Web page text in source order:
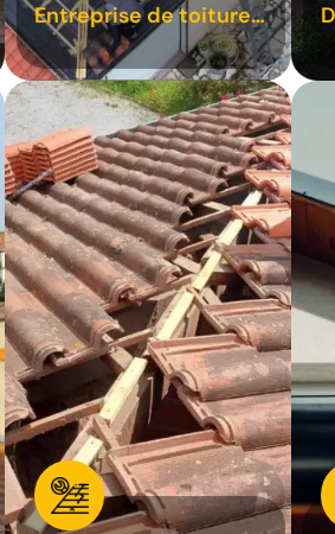
Entreprise de toiture
31